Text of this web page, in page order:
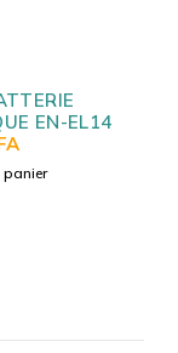
EN-EL14
panier